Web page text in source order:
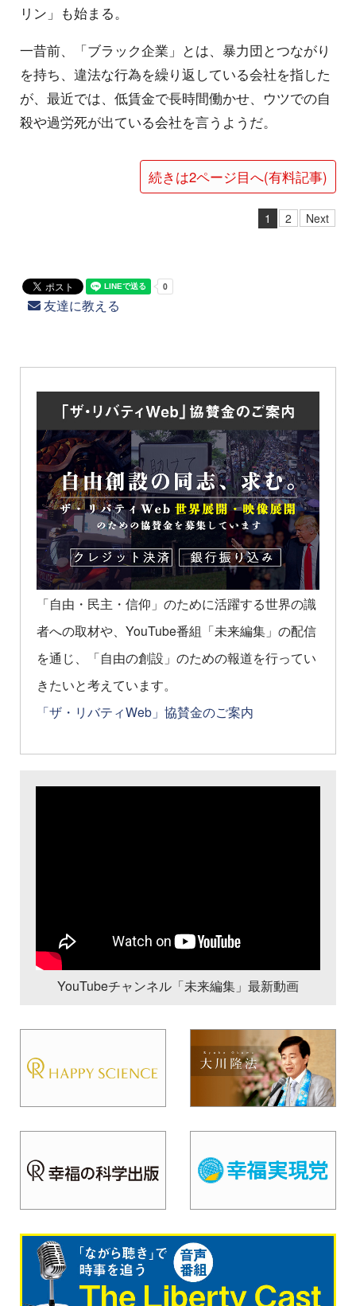
リン」も始まる。
一昔前、「ブラック企業」とは、暴力団とつながり
を持ち、違法な行為を繰り返している会社を指した
が、最近では、低賃金で長時間働かせ、ウツでの自
殺や過労死が出ている会社を言うようだ。
続きは2ページ目へ(有料記事)
1 2 Next
友達に教える
「自由・民主・信仰」のために活躍する世界の識
者への取材や、YouTube番組「未来編集」の配信
を通じ、「自由の創設」のための報道を行ってい
きたいと考えています。
「ザ・リバティWeb」協賛金のご案内
YouTubeチャンネル「未来編集」最新動画